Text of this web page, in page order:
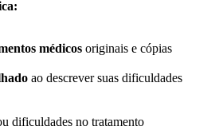
médicos originais e cópias
ao descrever suas dificuldades
dificuldades no tratamento